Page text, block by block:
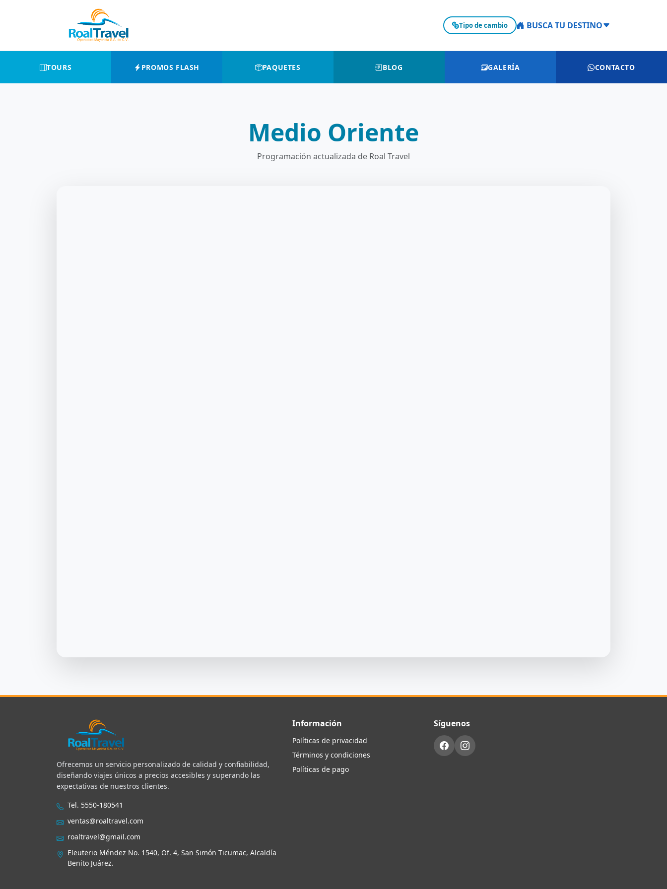
Tipo de cambio BUSCA TU DESTINO
TOURS PROMOS FLASH PAQUETES BLOG GALERÍA CONTACTO
Medio Oriente
Programación actualizada de Roal Travel
Ofrecemos un servicio personalizado de calidad y confiabilidad,
diseñando viajes únicos a precios accesibles y superando las
expectativas de nuestros clientes.
Tel. 5550-180541
ventas@roaltravel.com
roaltravel@gmail.com
Eleuterio Méndez No. 1540, Of. 4, San Simón Ticumac, Alcaldía
Benito Juárez.
Información
Políticas de privacidad
Términos y condiciones
Políticas de pago
Síguenos